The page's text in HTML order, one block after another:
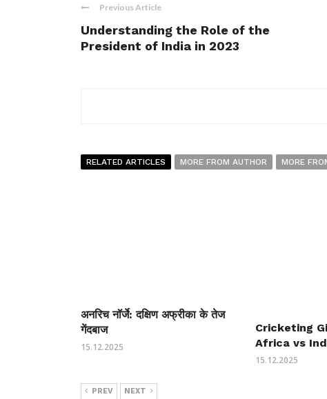
Previous Article
Understanding the Role of the
President of India in 2023
RELATED ARTICLES MORE FROM AUTHOR MORE
अनरिच नॉर्जे: दक्षिण अफ्रीका के तेज
गेंदबाज
15.12.2025
Cricketing
Africa vs
15.12.2025
PREV NEXT